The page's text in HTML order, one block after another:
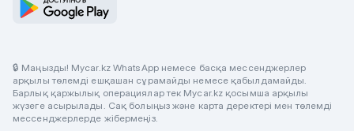
🔒 Маңызды! Mycar.kz WhatsApp немесе басқа мессенджерлер
арқылы төлемді ешқашан сұрамайды немесе қабылдамайды.
Барлық қаржылық операциялар тек Mycar.kz қосымша арқылы
жүзеге асырылады. Сақ болыңыз және карта деректері мен төлемді
мессенджерлерде жібермеңіз.